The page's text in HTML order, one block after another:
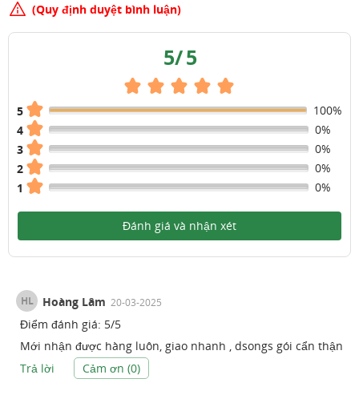
(Quy định duyệt bình luận)
5/5
5
100%
4
0%
3
0%
2
0%
1
0%
Đánh giá và nhận xét
HL Hoàng Lâm 20-03-2025
Điểm đánh giá: 5/5
Mới nhận được hàng luôn, giao nhanh , dsongs gói cẩn thận
Trả lời
Cảm ơn (0)